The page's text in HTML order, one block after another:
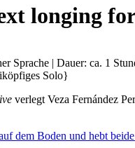
longing
Sprache | Dauer: ca. 1
Solo}
verlegt Veza Fernández